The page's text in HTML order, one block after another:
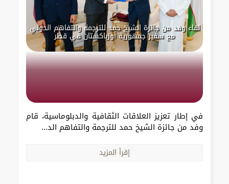
لقاء وفد من جائزة الشيخ حمد للترجمة والتفاهم الدولي
مع سفير جمهورية أوزباكستان في قطر
في إطار تعزيز العلاقات الثقافية والدبلوماسية، قام
وفد من جائزة الشيخ حمد للترجمة والتفاهم الد...
إقرأ المزيد